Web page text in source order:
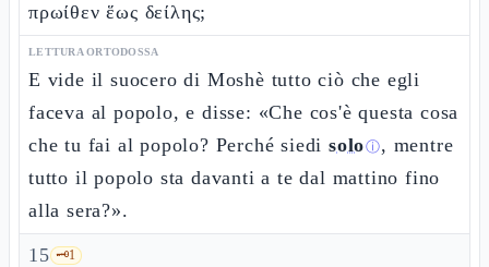
πρωίθεν ἕως δείλης;
LETTURA ORTODOSSA
E vide il suocero di Moshè tutto ciò che egli
faceva al popolo, e disse: «Che cos'è questa cosa
che tu fai al popolo? Perché siedisoloⓘ, mentre
tutto il popolo sta davanti a te dal mattino fino
alla sera?».
15 🗝️1